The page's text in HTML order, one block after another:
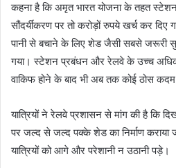
कहना है कि अमृत भारत योजना के तहत
सौंदर्यीकरण पर तो करोड़ों रुपये खर्च कर
पानी से बचाने के लिए शेड जैसी सबसे जरूरी
गया। स्टेशन प्रबंधन और रेलवे के उच्च
वाकिफ होने के बाद भी अब तक कोई ठोस कदम
यात्रियों ने रेलवे प्रशासन से मांग की है कि
पर जल्द से जल्द पक्के शेड का निर्माण कराया
यात्रियों को आगे और परेशानी न उठानी पड़े।